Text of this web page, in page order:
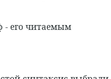
- его читаемым